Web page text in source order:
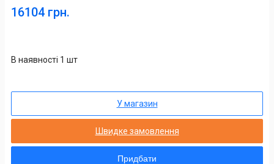
16104 грн.
В наявності 1 шт
У магазин
Швидке замовлення
Придбати